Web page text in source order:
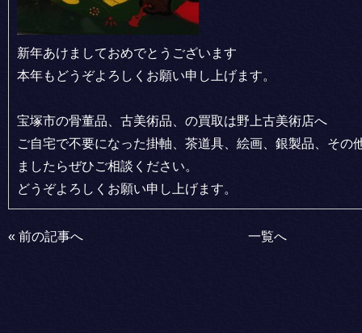
新年あけましておめでとうございます
本年もどうぞよろしくお願い申し上げます。
宝塚市の骨董品、古美術品、の買取は野上古美術店へ
ご自宅で不要になった掛軸、茶道具、絵画、銀製品、その
ましたらぜひご相談ください。
どうぞよろしくお願い申し上げます。
« 前の記事へ 一覧へ